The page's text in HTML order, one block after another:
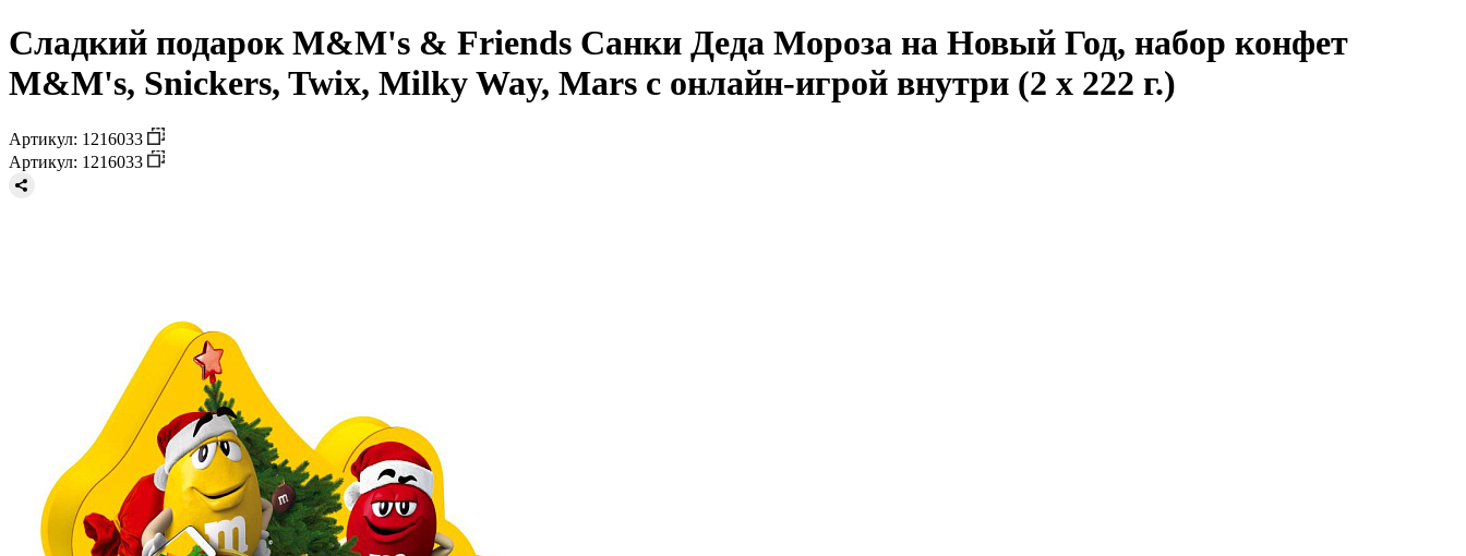
Сладкий подарок M&M's & Friends Санки Деда Мороза на Новый Год, набор конфет
M&M's, Snickers, Twix, Milky Way, Mars с онлайн-игрой внутри (2 х 222 г.)
Артикул: 1216033
Артикул: 1216033